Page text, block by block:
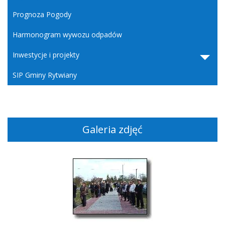
Prognoza Pogody
Harmonogram wywozu odpadów
Inwestycje i projekty
SIP Gminy Rytwiany
Galeria zdjęć